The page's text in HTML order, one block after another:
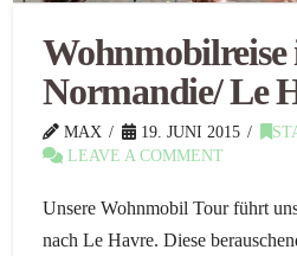
Wohnmobilreise
Normandie/ Le
MAX 19. JUNI 2015
LEAVE A COMMENT
Unsere Wohnmobil Tour führt
nach Le Havre. Diese